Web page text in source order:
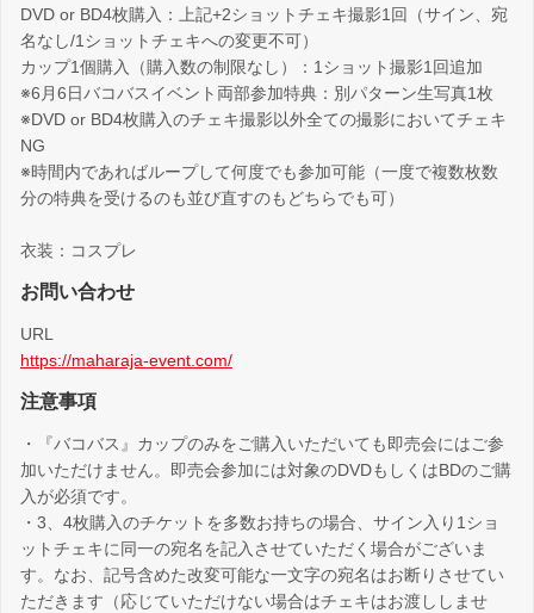
DVD or BD4枚購入：上記+2ショットチェキ撮影1回（サイン、宛
名なし/1ショットチェキへの変更不可）
カップ1個購入（購入数の制限なし）：1ショット撮影1回追加
※6月6日バコバスイベント両部参加特典：別パターン生写真1枚
※DVD or BD4枚購入のチェキ撮影以外全ての撮影においてチェキ
NG
※時間内であればループして何度でも参加可能（一度で複数枚数
分の特典を受けるのも並び直すのもどちらでも可）
衣装：コスプレ
お問い合わせ
URL
https://maharaja-event.com/
注意事項
・『バコバス』カップのみをご購入いただいても即売会にはご参
加いただけません。即売会参加には対象のDVDもしくはBDのご購
入が必須です。
・3、4枚購入のチケットを多数お持ちの場合、サイン入り1ショ
ットチェキに同一の宛名を記入させていただく場合がございま
す。なお、記号含めた改変可能な一文字の宛名はお断りさせてい
ただきます（応じていただけない場合はチェキはお渡ししませ